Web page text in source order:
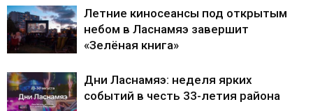
Летние киносеансы под открытым
небом в Ласнамяэ завершит
«Зелёная книга»
Дни Ласнамяэ: неделя ярких
событий в честь 33-летия района